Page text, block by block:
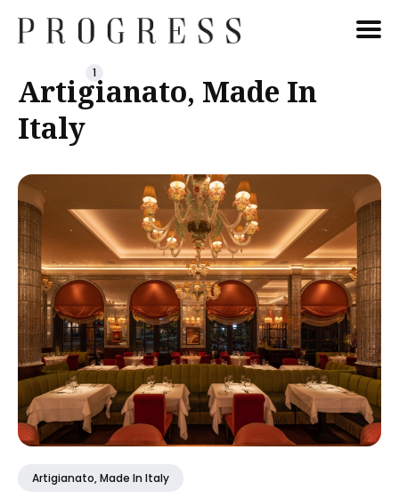
Cerca
Blog
Artigianato, Made In
Italy
1
Artigianato, Made In Italy